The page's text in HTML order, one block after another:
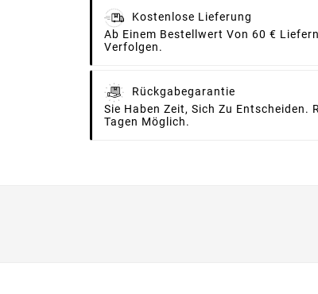
Kostenlose Lieferung
Ab Einem Bestellwert Von 60 €
Verfolgen.
Rückgabegarantie
Sie Haben Zeit, Sich Zu Entscheiden.
Tagen Möglich.